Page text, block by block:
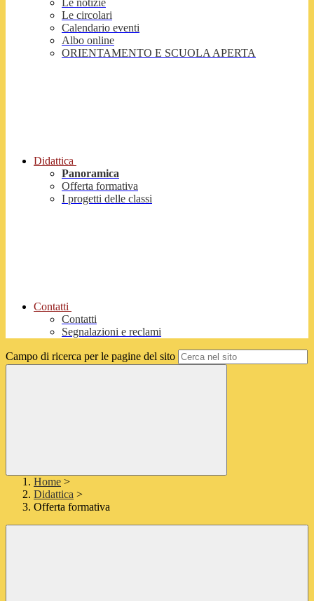
Le notizie
Le circolari
Calendario eventi
Albo online
ORIENTAMENTO E SCUOLA APERTA
Didattica
Panoramica
Offerta formativa
I progetti delle classi
Contatti
Contatti
Segnalazioni e reclami
Campo di ricerca per le pagine del sito
Home >
Didattica >
Offerta formativa